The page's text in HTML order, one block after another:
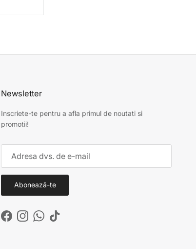
Newsletter
Inscriete-te pentru a afla primul de noutati si
promotii!
Abonează-te
FacebookInstagram
WhatsApp
TikTok